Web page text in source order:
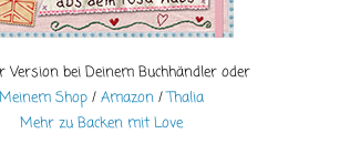
Version bei Deinem Buchhändler oder
Meinem Shop/ Amazon/Thalia
Mehr zu Backen mit Love